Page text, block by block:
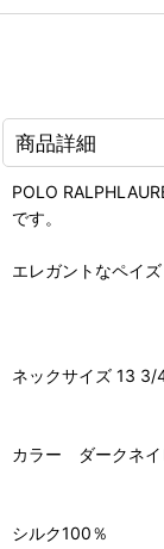
商品詳細
POLO
です。
エレガントなペイ
ネックサイズ 13 3/
カラー ダークネイ
シルク100％